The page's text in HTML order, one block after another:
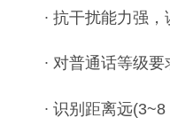
∙ 抗干扰能力强
∙ 对普通话等级
∙ 识别距离远(3~8